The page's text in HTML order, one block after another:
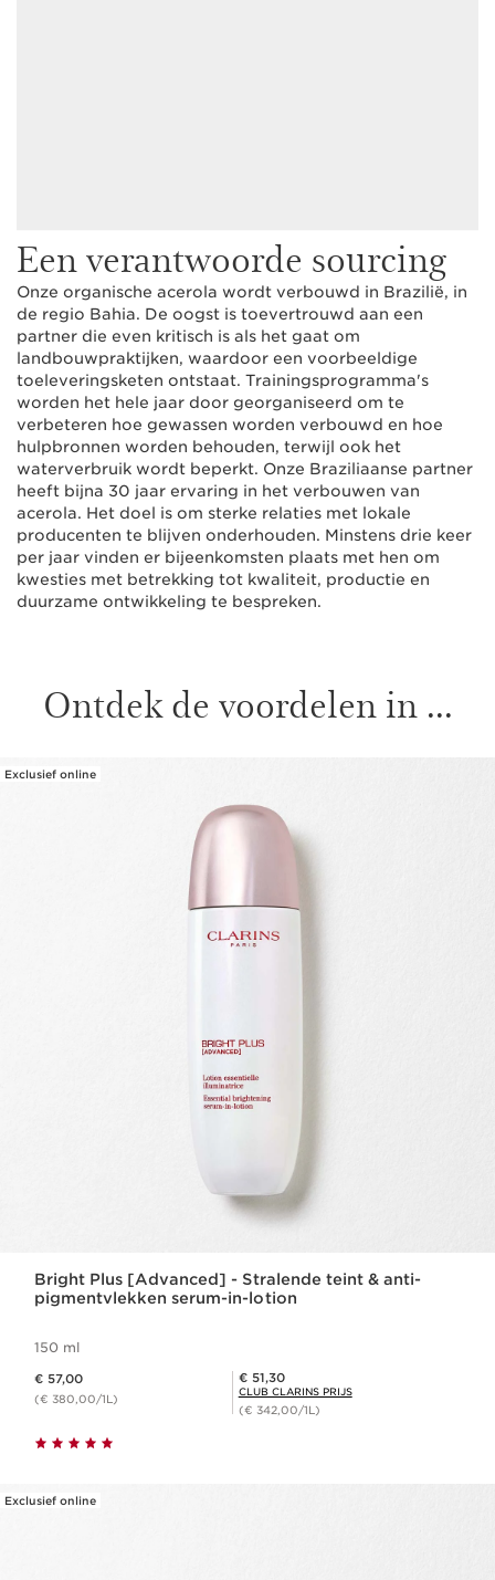
Een verantwoorde sourcing
Onze organische acerola wordt verbouwd in Brazilië, in
de regio Bahia. De oogst is toevertrouwd aan een
partner die even kritisch is als het gaat om
landbouwpraktijken, waardoor een voorbeeldige
toeleveringsketen ontstaat. Trainingsprogramma's
worden het hele jaar door georganiseerd om te
verbeteren hoe gewassen worden verbouwd en hoe
hulpbronnen worden behouden, terwijl ook het
waterverbruik wordt beperkt. Onze Braziliaanse partner
heeft bijna 30 jaar ervaring in het verbouwen van
acerola. Het doel is om sterke relaties met lokale
producenten te blijven onderhouden. Minstens drie keer
per jaar vinden er bijeenkomsten plaats met hen om
kwesties met betrekking tot kwaliteit, productie en
duurzame ontwikkeling te bespreken.
Ontdek de voordelen in ...
Exclusief online
Bright Plus [Advanced] - Stralende teint & anti-
pigmentvlekken serum-in-lotion
150 ml
€ 57,00
(€ 380,00/1L)
Club Clarins Prijs € 51,30
€ 51,30
CLUB CLARINS PRIJS
(€ 342,00/1L)
Exclusief online